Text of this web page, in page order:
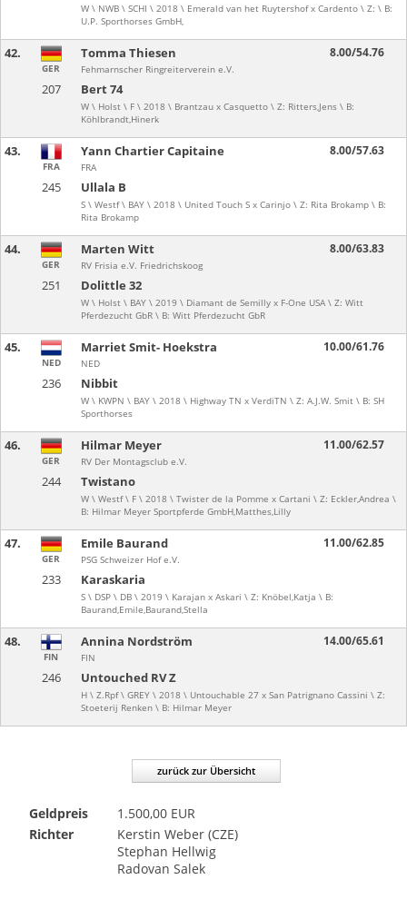
W \ NWB \ SCHI \ 2018 \ Emerald van het Ruytershof x Cardento \ Z: \ B:
U.P. Sporthorses GmbH,
42.
207 Bert 74
W \ Holst \ F \ 2018 \ Brantzau x Casquetto \ Z: Ritters,Jens \ B:
Köhlbrandt,Hinerk
GER
Tomma Thiesen
Fehmarnscher Ringreiterverein e.V.
8.00/54.76
43.
245 Ullala B
S \ Westf \ BAY \ 2018 \ United Touch S x Carinjo \ Z: Rita Brokamp \ B:
Rita Brokamp
FRA
Yann Chartier Capitaine
FRA
8.00/57.63
44.
251 Dolittle 32
W \ Holst \ BAY \ 2019 \ Diamant de Semilly x F-One USA \ Z: Witt
Pferdezucht GbR \ B: Witt Pferdezucht GbR
GER
Marten Witt
RV Frisia e.V. Friedrichskoog
8.00/63.83
45.
236 Nibbit
W \ KWPN \ BAY \ 2018 \ Highway TN x VerdiTN \ Z: A.J.W. Smit \ B: SH
Sporthorses
NED
Marriet Smit- Hoekstra
NED
10.00/61.76
46.
244 Twistano
W \ Westf \ F \ 2018 \ Twister de la Pomme x Cartani \ Z: Eckler,Andrea \
B: Hilmar Meyer Sportpferde GmbH,Matthes,Lilly
GER
Hilmar Meyer
RV Der Montagsclub e.V.
11.00/62.57
47.
233 Karaskaria
S \ DSP \ DB \ 2019 \ Karajan x Askari \ Z: Knöbel,Katja \ B:
Baurand,Emile,Baurand,Stella
GER
Emile Baurand
PSG Schweizer Hof e.V.
11.00/62.85
48.
246 Untouched RV Z
H \ Z.Rpf \ GREY \ 2018 \ Untouchable 27 x San Patrignano Cassini \ Z:
Stoeterij Renken \ B: Hilmar Meyer
FIN
Annina Nordström
FIN
14.00/65.61
zurück zur Übersicht
Geldpreis
1.500,00 EUR
Richter
Kerstin Weber (CZE)
Stephan Hellwig
Radovan Salek